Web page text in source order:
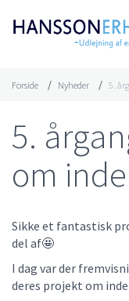
Forside Nyheder 5.
5.
om
Sikke et fantastisk
del af🤩
I dag var der
deres projekt om